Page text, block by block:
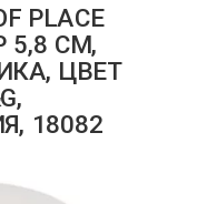
PLACE
5,8 СМ,
ЦВЕТ
18082